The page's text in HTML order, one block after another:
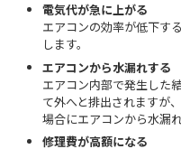
電気代が急に上がる
エアコンの効率が低下す
します。
エアコンから水漏れする
エアコン内部で発生した
て外へと排出されますが
場合にエアコンから水漏
修理費が高額になる